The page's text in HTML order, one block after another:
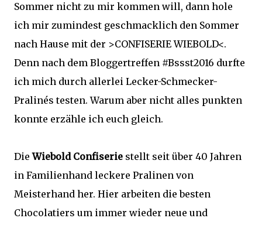
Sommer nicht zu mir kommen will, dann hole
ich mir zumindest geschmacklich den Sommer
nach Hause mit der >CONFISERIE WIEBOLD<.
Denn nach dem Bloggertreffen #Bssst2016 durfte
ich mich durch allerlei Lecker-Schmecker-
Pralinés testen. Warum aber nicht alles punkten
konnte erzähle ich euch gleich.
DieWiebold Confiserie stellt seit über 40 Jahren
in Familienhand leckere Pralinen von
Meisterhand her. Hier arbeiten die besten
Chocolatiers um immer wieder neue und